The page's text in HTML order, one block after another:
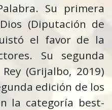
Su primera
(Diputación de
el favor de la
Su segunda
(Grijalbo, 2019)
edición de los
la categoría best-